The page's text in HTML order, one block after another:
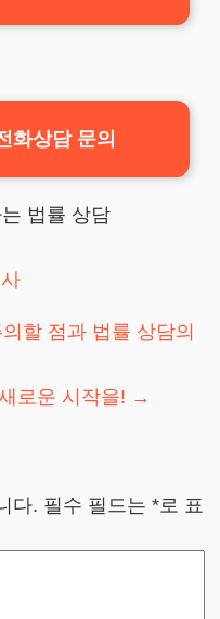
화상담 문의
법률 상담
할 점과 법률 상담의
로운 시작을! →
다. 필수 필드는 *로 표